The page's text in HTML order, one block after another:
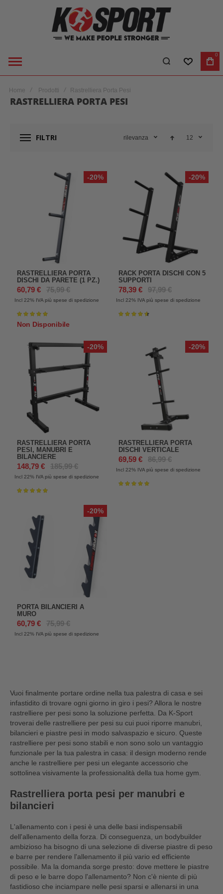
LISTA
0
Home Prodotti Rastrelliera Porta Pesi
RASTRELLIERA PORTA PESI
FILTRI rilevanza 12
-20%
RASTRELLIERA PORTA
DISCHI DA PARETE (1 PZ.)
60,79 € 75,99 €
Incl 22% IVA più spese di spedizione
Valutazione:
100%
Non Disponibile
-20%
RACK PORTA DISCHI CON 5
SUPPORTI
78,39 € 97,99 €
Incl 22% IVA più spese di spedizione
Valutazione:
-20%
RASTRELLIERA PORTA
PESI, MANUBRI E
BILANCIERE
148,79 € 185,99 €
Incl 22% IVA più spese di spedizione
Valutazione:
-20%
RASTRELLIERA PORTA
DISCHI VERTICALE
69,59 € 86,99 €
Incl 22% IVA più spese di spedizione
Valutazione:
-20%
PORTA BILANCIERI A
MURO
60,79 € 75,99 €
Incl 22% IVA più spese di spedizione
Vuoi finalmente portare ordine nella tua palestra di casa e sei
infastidito di trovare ogni giorno in giro i pesi? Allora le nostre
rastrelliere per pesi sono la soluzione perfetta. Da K-Sport
troverai delle rastrelliere per pesi su cui puoi riporre manubri,
bilancieri e piastre pesi in modo salvaspazio e sicuro. Queste
rastrelliere per pesi sono stabili e non sono solo un vantaggio
funzionale per la tua palestra in casa: il design moderno rende
anche le rastrelliere per pesi un elegante accessorio che
sottolinea visivamente la professionalità della tua home gym.
Rastrelliera porta pesi per manubri e
bilancieri
L'allenamento con i pesi è una delle basi indispensabili
dell'allenamento della forza. Di conseguenza, un bodybuilder
ambizioso ha bisogno di una selezione di diverse piastre di peso
e barre per rendere l'allenamento il più vario ed efficiente
possibile. Ma la domanda sorge presto: dove mettere le piastre
di peso e le barre dopo l'allenamento? Non c'è niente di più
fastidioso che inciampare nelle pesi sparsi e allenarsi in una